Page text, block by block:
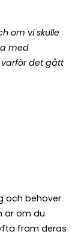
om vi skulle
med
varför det gått
och behöver
är om du
fram deras